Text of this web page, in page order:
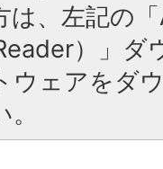
は、左記の
）」ダ
ウェアをダ